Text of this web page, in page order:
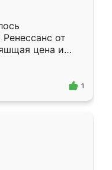
от
цена и
Приехавший
самый
1